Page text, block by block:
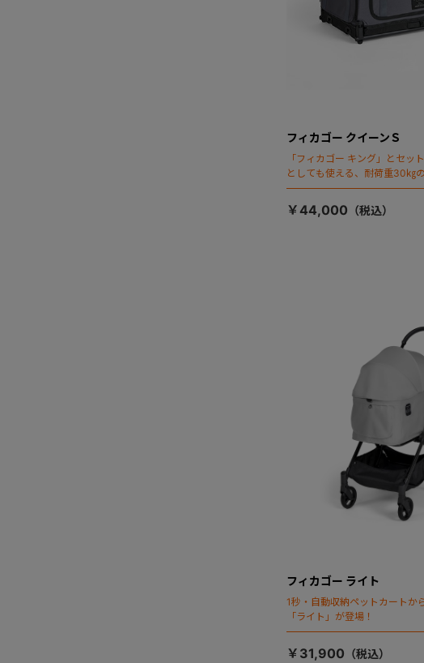
フィカゴー クイーンＳ
「フィカゴー キング」とセッ
としても使える、耐荷重30㎏
ージが登場！
￥44,000
フィカゴー ライト
1秒・自動収納ペットカートか
「ライト」が登場！
￥31,900